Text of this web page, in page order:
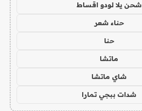
شحن يلا لودو اقساط
حناء شعر
حنا
ماتشا
شاي ماتشا
شدات ببجي تمارا